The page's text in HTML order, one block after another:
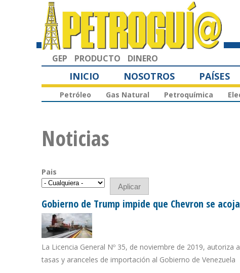
GEP PRODUCTO DINERO
INICIO NOSOTROS PAÍSES
Petróleo Gas Natural Petroquímica
Noticias
Pais
Gobierno de Trump impide que Chevron se
La Licencia General Nº 35, de noviembre de 2019,
tasas y aranceles de importación al Gobierno de Venezuela